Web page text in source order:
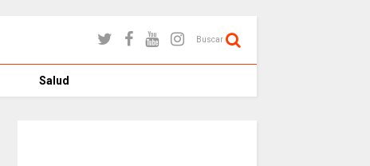
Buscar
Salud